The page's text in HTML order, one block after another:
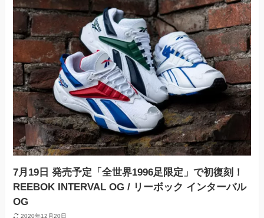
7月19日 発売予定「全世界1996足限定」で初復刻！
REEBOK INTERVAL OG / リーボック インターバル
OG
2020年12月20日